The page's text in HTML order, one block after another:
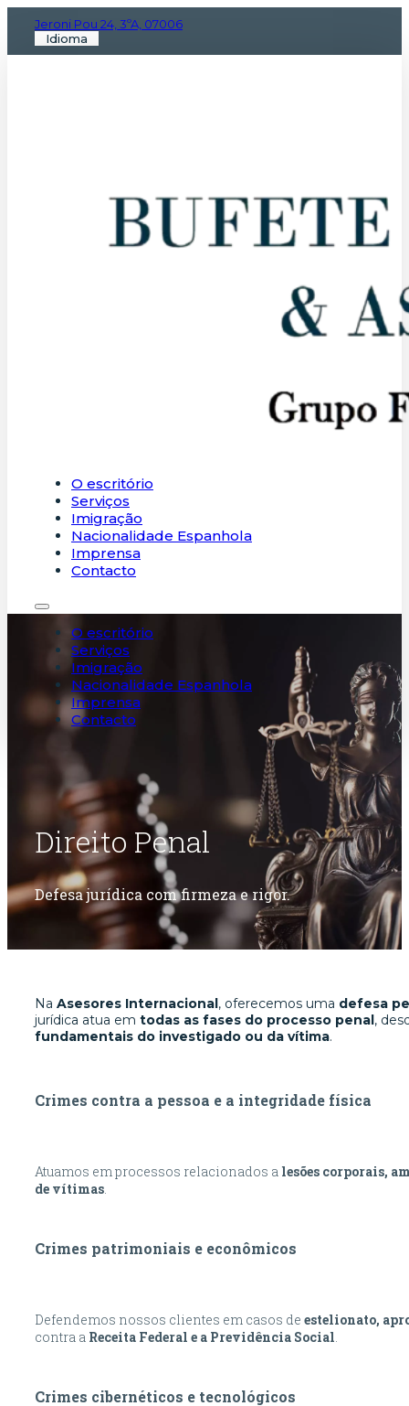
Jeroni Pou 24, 3ºA, 07006
Idioma
O escritório
Serviços
Imigração
Nacionalidade Espanhola
Imprensa
Contacto
O escritório
Serviços
Imigração
Nacionalidade Espanhola
Imprensa
Contacto
Direito Penal
Defesa jurídica com firmeza e rigor.
Na Asesores Internacional, oferecemos uma defesa
jurídica atua em todas as fases do processo penal,
fundamentais do investigado ou da vítima.
Crimes contra a pessoa e a integridade física
Atuamos em processos relacionados a lesões corporais,
de vítimas.
Crimes patrimoniais e econômicos
Defendemos nossos clientes em casos de estelionato,
contra a Receita Federal e a Previdência Social.
Crimes cibernéticos e tecnológicos